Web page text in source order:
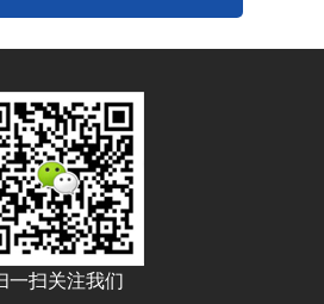
一扫关注我们